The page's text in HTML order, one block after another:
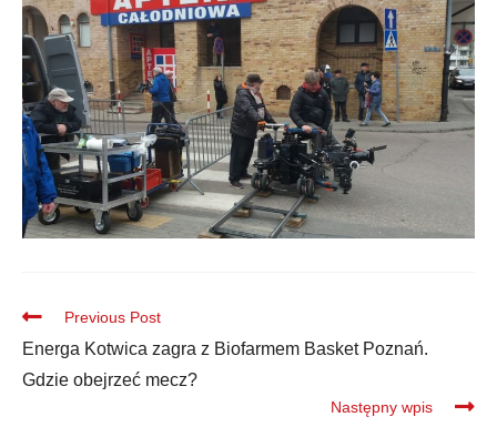
Previous Post
Energa Kotwica zagra z Biofarmem Basket Poznań.
Gdzie obejrzeć mecz?
Następny wpis